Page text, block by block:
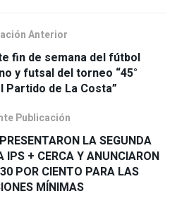
Anterior
fin de semana del fútbol
y futsal del torneo “45°
de La Costa”
Publicación
LA SEGUNDA
IPS + CERCA Y ANUNCIARON
POR CIENTO PARA LAS
MÍNIMAS